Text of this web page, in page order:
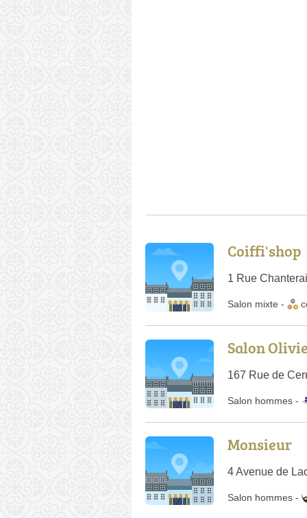
Coiffi'shop
1 Rue
Salon mixte -
Salon
167 Rue de
Salon hommes -
Monsieur
4 Avenue de
Salon hommes -